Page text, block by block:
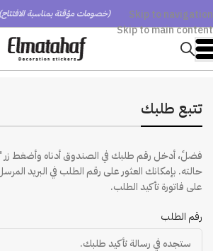
Skip to navigation
Skip to main content
(خصومات مؤقتة بمناسبة الافتتاح)
تتبع طلبك
فضلً، أدخل رقم طلبك في الصندوق أدناه وأضغط
حالته. بإمكانك العثور على رقم الطلب في البريد
على فاتورة تأكيد الطلب.
رقم الطلب